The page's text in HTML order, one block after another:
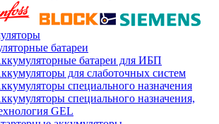
батареи
батареи для ИБП
для слаботочных систем
специального назначения
специального назначения,
GEL